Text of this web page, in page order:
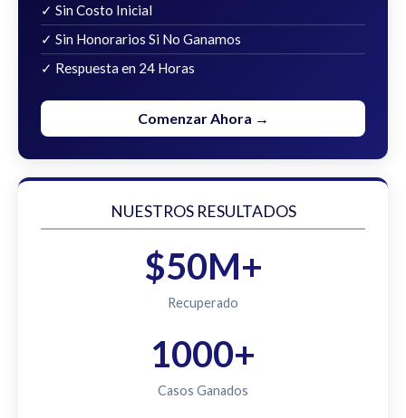
✓ Sin Costo Inicial
✓ Sin Honorarios Si No Ganamos
✓ Respuesta en 24 Horas
Comenzar Ahora →
NUESTROS RESULTADOS
$50M+
Recuperado
1000+
Casos Ganados